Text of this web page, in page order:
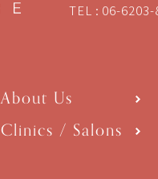
TEL : 06-6203-
About Us
Clinics / Salons